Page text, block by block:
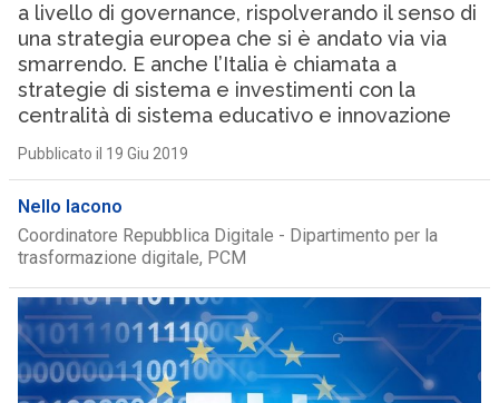
a livello di governance, rispolverando il senso di
una strategia europea che si è andato via via
smarrendo. E anche l’Italia è chiamata a
strategie di sistema e investimenti con la
centralità di sistema educativo e innovazione
Pubblicato il 19 Giu 2019
Nello Iacono
Coordinatore Repubblica Digitale - Dipartimento per la
trasformazione digitale, PCM